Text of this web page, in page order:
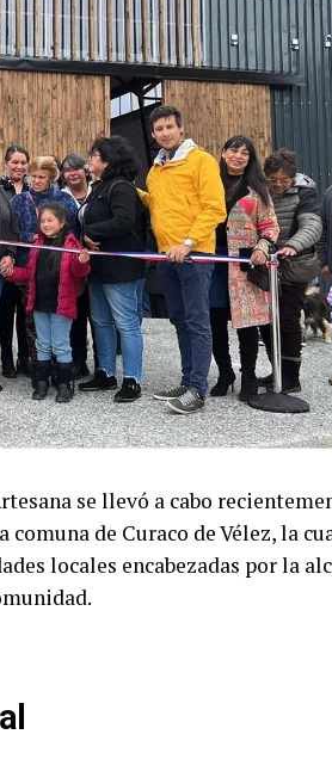
se llevó a cabo
de Curaco de Vélez, la
locales encabezadas por la